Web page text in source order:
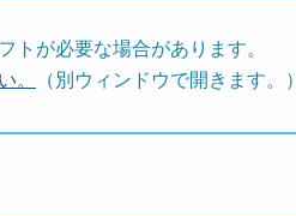
トが必要な場合があります。
。
（別ウィンドウで開きます。）